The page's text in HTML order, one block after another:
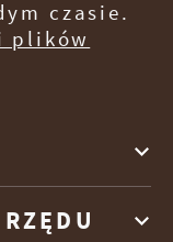
czasie.
plików